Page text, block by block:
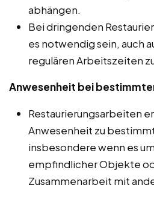
abhängen.
Bei dringenden
es notwendig sein, auch
regulären Arbeitszeiten
Anwesenheit bei
Restaurierungsarbeiten
Anwesenheit zu
insbesondere wenn es
empfindlicher Objekte
Zusammenarbeit mit